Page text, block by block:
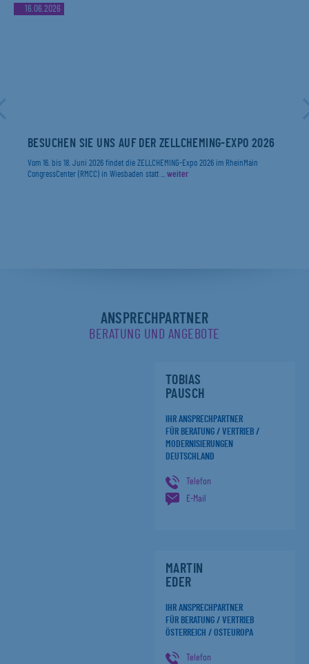
16.06.2026
BESUCHEN SIE UNS AUF DER ZELLCHEMING-EXPO 2026
Vom 16. bis 18. Juni 2026 findet die ZELLCHEMING-Expo 2026 im RheinMain
CongressCenter (RMCC) in Wiesbaden statt ... weiter
ANSPRECHPARTNER
BERATUNG UND ANGEBOTE
TOBIAS
PAUSCH
IHR ANSPRECHPARTNER
FÜR BERATUNG / VERTRIEB /
MODERNISIERUNGEN
DEUTSCHLAND
Telefon
E-Mail
MARTIN
EDER
IHR ANSPRECHPARTNER
FÜR BERATUNG / VERTRIEB
ÖSTERREICH / OSTEUROPA
Telefon